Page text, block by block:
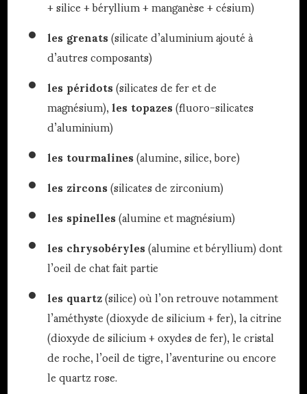
+ silice + béryllium + manganèse + césium)
les grenats(silicate d’aluminium ajouté à
d’autres composants)
les péridots(silicates de fer et de
magnésium),les topazes(fluoro-silicates
d’aluminium)
les tourmalines(alumine, silice, bore)
les zircons(silicates de zirconium)
les spinelles(alumine et magnésium)
les chrysobéryles(alumine et béryllium) dont
l’oeil de chat fait partie
les quartz(silice) où l’on retrouve notamment
l’améthyste (dioxyde de silicium + fer), la citrine
(dioxyde de silicium + oxydes de fer), le cristal
de roche, l’oeil de tigre, l’aventurine ou encore
le quartz rose.